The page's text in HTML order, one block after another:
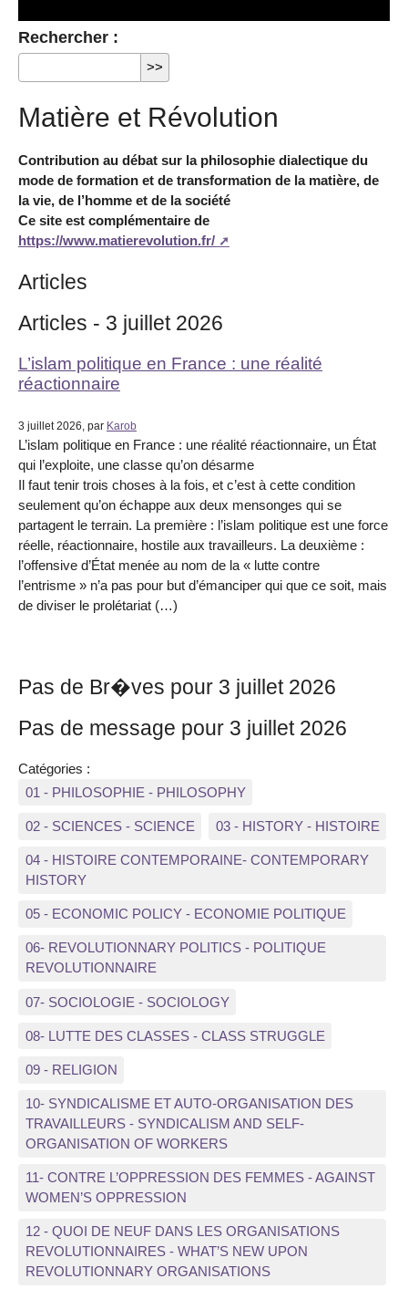
Rechercher :
Matière et Révolution
Contribution au débat sur la philosophie dialectique du
mode de formation et de transformation de la matière, de
la vie, de l’homme et de la société
Ce site est complémentaire de
https://www.matierevolution.fr/
Articles
Articles - 3 juillet 2026
L’islam politique en France : une réalité
réactionnaire
3 juillet 2026, par Karob
L’islam politique en France : une réalité réactionnaire, un État
qui l’exploite, une classe qu’on désarme
Il faut tenir trois choses à la fois, et c’est à cette condition
seulement qu’on échappe aux deux mensonges qui se
partagent le terrain. La première : l’islam politique est une force
réelle, réactionnaire, hostile aux travailleurs. La deuxième :
l’offensive d’État menée au nom de la « lutte contre
l’entrisme » n’a pas pour but d’émanciper qui que ce soit, mais
de diviser le prolétariat (…)
Pas de Br�ves pour 3 juillet 2026
Pas de message pour 3 juillet 2026
Catégories :
01 - PHILOSOPHIE - PHILOSOPHY
02 - SCIENCES - SCIENCE 03 - HISTORY - HISTOIRE
04 - HISTOIRE CONTEMPORAINE- CONTEMPORARY
HISTORY
05 - ECONOMIC POLICY - ECONOMIE POLITIQUE
06- REVOLUTIONNARY POLITICS - POLITIQUE
REVOLUTIONNAIRE
07- SOCIOLOGIE - SOCIOLOGY
08- LUTTE DES CLASSES - CLASS STRUGGLE
09 - RELIGION
10- SYNDICALISME ET AUTO-ORGANISATION DES
TRAVAILLEURS - SYNDICALISM AND SELF-
ORGANISATION OF WORKERS
11- CONTRE L’OPPRESSION DES FEMMES - AGAINST
WOMEN’S OPPRESSION
12 - QUOI DE NEUF DANS LES ORGANISATIONS
REVOLUTIONNAIRES - WHAT’S NEW UPON
REVOLUTIONNARY ORGANISATIONS